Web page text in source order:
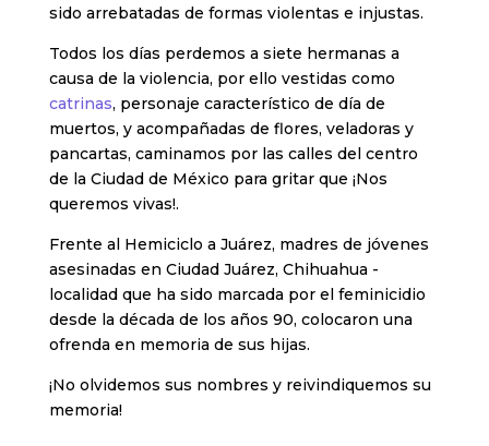
sido arrebatadas de formas violentas e injustas.
Todos los días perdemos a siete hermanas a
causa de la violencia, por ello vestidas como
catrinas, personaje característico de día de
muertos, y acompañadas de flores, veladoras y
pancartas, caminamos por las calles del centro
de la Ciudad de México para gritar que ¡Nos
queremos vivas!.
Frente al Hemiciclo a Juárez, madres de jóvenes
asesinadas en Ciudad Juárez, Chihuahua -
localidad que ha sido marcada por el feminicidio
desde la década de los años 90, colocaron una
ofrenda en memoria de sus hijas.
¡No olvidemos sus nombres y reivindiquemos su
memoria!